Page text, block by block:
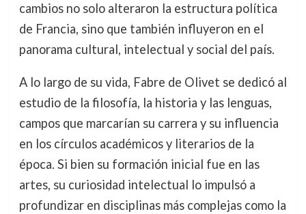
cambios no solo alteraron la estructura política
de Francia, sino que también influyeron en el
panorama cultural, intelectual y social del país.
A lo largo de su vida, Fabre de Olivet se dedicó al
estudio de la filosofía, la historia y las lenguas,
campos que marcarían su carrera y su influencia
en los círculos académicos y literarios de la
época. Si bien su formación inicial fue en las
artes, su curiosidad intelectual lo impulsó a
profundizar en disciplinas más complejas como la